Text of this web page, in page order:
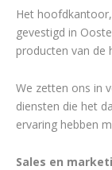
Het
gevestigd in
producten van de
We zetten ons in
diensten die het
ervaring hebben
Sales en